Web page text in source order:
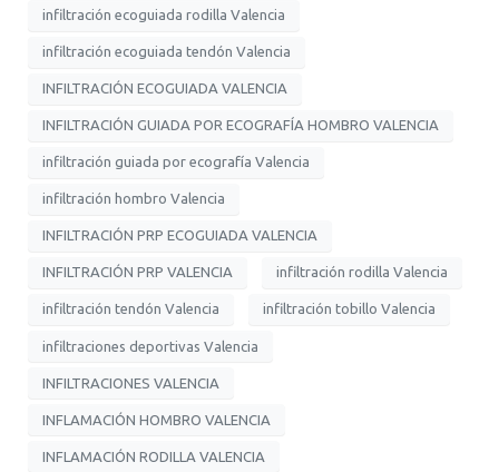
infiltración ecoguiada rodilla Valencia
infiltración ecoguiada tendón Valencia
INFILTRACIÓN ECOGUIADA VALENCIA
INFILTRACIÓN GUIADA POR ECOGRAFÍA HOMBRO VALENCIA
infiltración guiada por ecografía Valencia
infiltración hombro Valencia
INFILTRACIÓN PRP ECOGUIADA VALENCIA
INFILTRACIÓN PRP VALENCIA infiltración rodilla Valencia
infiltración tendón Valencia infiltración tobillo Valencia
infiltraciones deportivas Valencia
INFILTRACIONES VALENCIA
INFLAMACIÓN HOMBRO VALENCIA
INFLAMACIÓN RODILLA VALENCIA